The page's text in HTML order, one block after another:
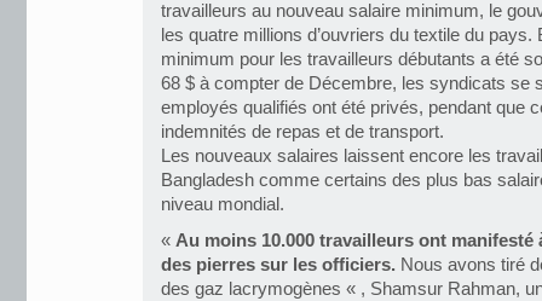
travailleurs au nouveau salaire minimum, le
les quatre millions d’ouvriers du textile du pays.
minimum pour les travailleurs débutants a été
68 $ à compter de Décembre, les syndicats se
employés qualifiés ont été privés, pendant que
indemnités de repas et de transport.
Les nouveaux salaires laissent encore les
Bangladesh comme certains des plus bas
niveau mondial.
« Au moins 10.000 travailleurs ont manifesté
des pierres sur les officiers. Nous avons tiré
des gaz lacrymogènes « , Shamsur Rahman,